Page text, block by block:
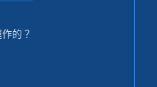
的？